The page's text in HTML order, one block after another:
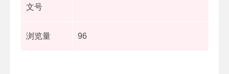
文号
浏览量 96